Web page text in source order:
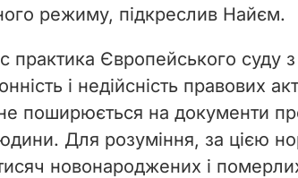
режиму, підкреслив Найєм.
практика Європейського суду
і недійсність правових
поширюється на документи
Для розуміння, за цією
новонароджених і